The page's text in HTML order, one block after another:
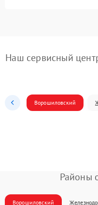
Наш сервисный
Ворошиловский
Районы
Ворошиловский